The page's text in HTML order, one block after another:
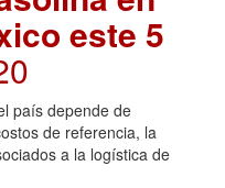
este 5
país depende de
de referencia, la
a la logística de